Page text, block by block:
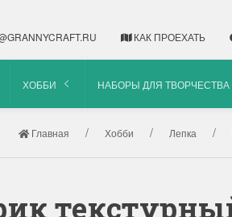
КАК ПРОЕХАТЬ
ХОББИ НАБОРЫ ДЛЯ ТВОРЧЕСТВА
Главная Хобби Лепка